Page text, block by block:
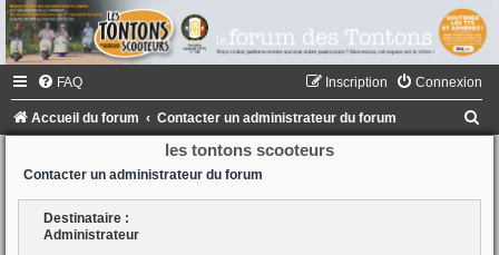
FAQ Connexion
Inscription
Accueil du forum Contacter un administrateur du forum
les tontons scooteurs
Contacter un administrateur du forum
Destinataire :
Administrateur